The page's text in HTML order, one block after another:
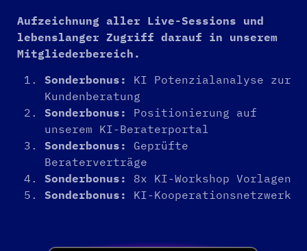
Aufzeichnung aller Live-Sessions und
lebenslanger Zugriff darauf in unserem
Mitgliederbereich.
Sonderbonus:
KI Potenzialanalyse zur
Kundenberatung
Sonderbonus:
Positionierung auf
unserem KI-Beraterportal
Sonderbonus:
Geprüfte
Beraterverträge
Sonderbonus:
8x KI-Workshop Vorlagen
Sonderbonus:
KI-Kooperationsnetzwerk